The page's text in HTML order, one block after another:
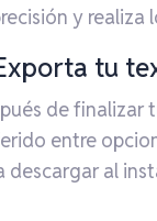
y
tu
de finalizar
entre
descargar al